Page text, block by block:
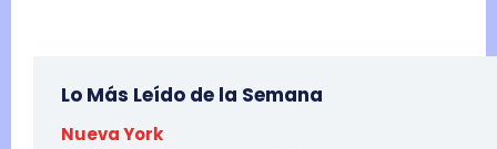
Lo Más Leído de la Semana
Nueva York